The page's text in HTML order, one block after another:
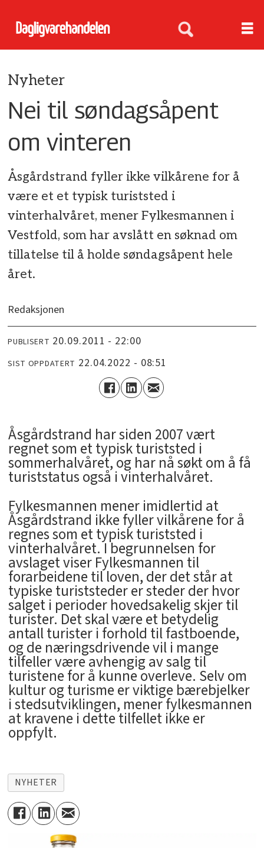
Nyheter
Nei til søndagsåpent
om vinteren
Åsgårdstrand fyller ikke vilkårene for å
være et et typisk turiststed i
vinterhalvåret, mener Fylkesmannen i
Vestfold, som har avslått en søknad om
tillatelse til å holde søndagsåpent hele
året.
Redaksjonen
PUBLISERT 20.09.2011 - 22:00
SIST OPPDATERT 22.04.2022 - 08:51
Åsgårdstrand har siden 2007 vært
regnet som et typisk turiststed i
sommerhalvåret, og har nå søkt om å få
turiststatus også i vinterhalvåret.
Fylkesmannen mener imidlertid at
Åsgårdstrand ikke fyller vilkårene for å
regnes som et typisk turiststed i
vinterhalvåret. I begrunnelsen for
avslaget viser Fylkesmannen til
forarbeidene til loven, der det står at
typiske turiststeder er steder der hvor
salget i perioder hovedsakelig skjer til
turister. Det skal være et betydelig
antall turister i forhold til fastboende,
og de næringsdrivende vil i mange
tilfeller være avhengig av salg til
turistene for å kunne overleve. Selv om
kultur og turisme er viktige bærebjelker
i stedsutviklingen, mener fylkesmannen
at kravene i dette tilfellet ikke er
oppfylt.
NYHETER